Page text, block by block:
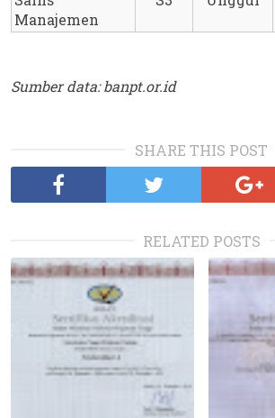
Manajemen
Sumber data: banpt.or.id
SHARE THIS POST
RELATED POSTS